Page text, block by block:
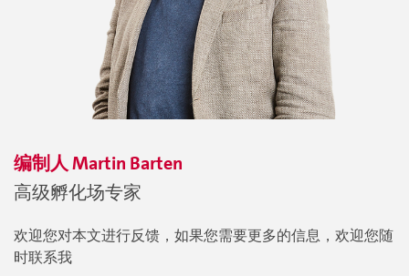
编制人Martin Barten
高级孵化场专家
欢迎您对本文进行反馈，如果您需要更多的信息，欢迎您随
时联系我